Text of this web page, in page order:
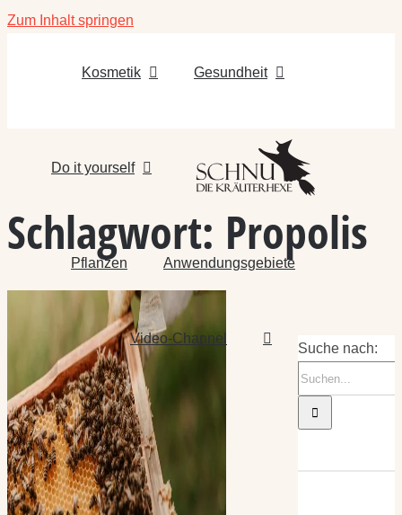
Zum Inhalt springen
Kosmetik Gesundheit
Do it yourself
Pflanzen Anwendungsgebiete
Video-Channel
Schlagwort: Propolis
Suche nach: